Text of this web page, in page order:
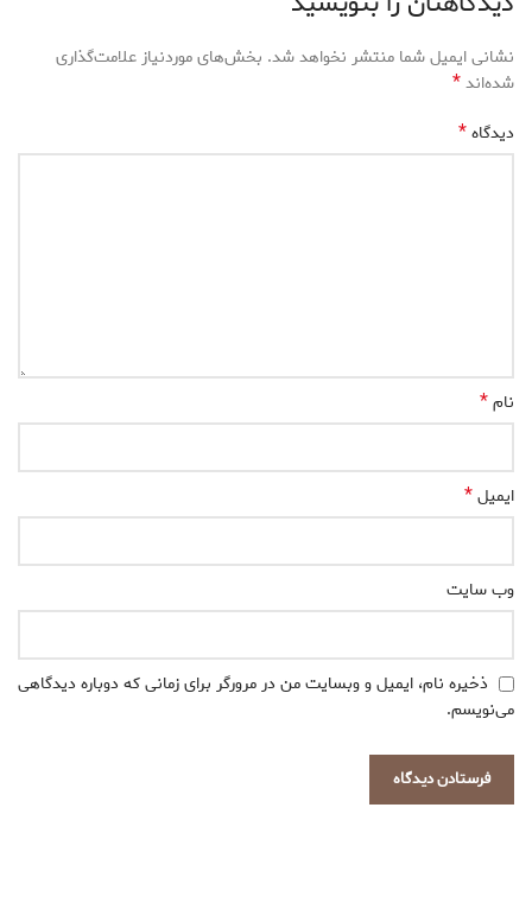
نشانی ایمیل شما منتشر نخواهد شد. بخش‌های موردنیاز علامت‌گذاری
شده‌اند*
دیدگاه*
نام*
ایمیل*
وب‌ سایت
ذخیره نام، ایمیل و وبسایت من در مرورگر برای زمانی که دوباره دیدگاهی
می‌نویسم.